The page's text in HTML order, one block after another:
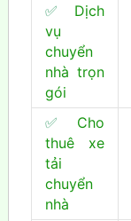
✅ Dịch
vụ
chuyển
nhà trọn
gói
✅
Cho
thuê xe
tải
chuyển
nhà